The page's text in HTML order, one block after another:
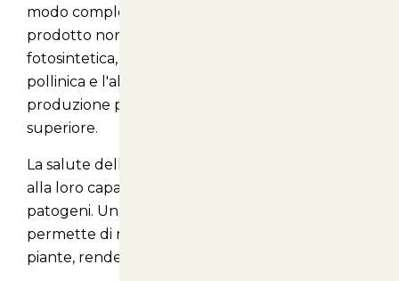
modo completo. I microelementi presenti nel
prodotto non solo stimolano l'attività
fotosintetica, ma migliorano anche la fertilità
pollinica e l'allegagione, portando a una
produzione più abbondante e di qualità
superiore.
La salute delle piante è direttamente correlata
alla loro capacità di resistere a stress ambientali e
patogeni. Un apporto equilibrato di nutrienti
permette di rinforzare le difese naturali delle
piante, rendendole più resilienti e vitali.